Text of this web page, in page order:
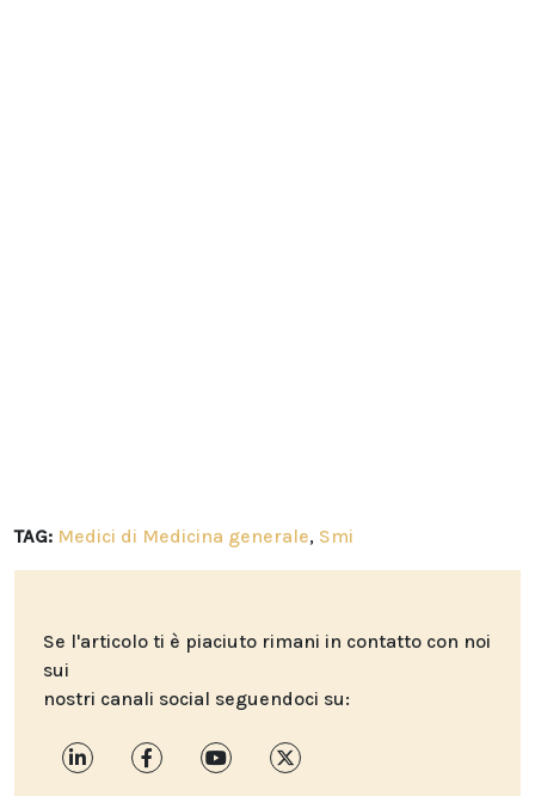
TAG: Medici di Medicina generale, Smi
Se l'articolo ti è piaciuto rimani in contatto con noi
sui
nostri canali social seguendoci su: